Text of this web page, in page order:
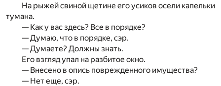
На рыжей свиной щетине его усиков осели капельки
тумана.
— Как у вас здесь? Все в порядке?
— Думаю, что в порядке, сэр.
— Думаете? Должны знать.
Его взгляд упал на разбитое окно.
— Внесено в опись поврежденного имущества?
— Нет еще, сэр.